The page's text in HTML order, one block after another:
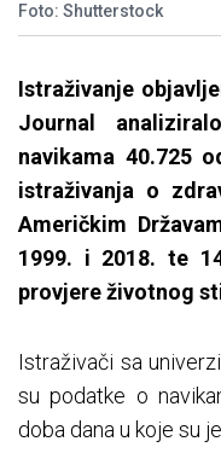
Foto: Shutterstock
Istraživanje
Journal
navikama 40.725
istraživanja o
Američkim
1999. i 2018. te
provjere životnog
Istraživači sa
su podatke o
doba dana u koje su